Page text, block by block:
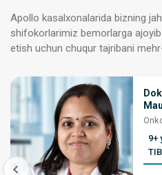
Apollo kasalxonalarida bizning
shifokorlarimiz bemorlarga
etish uchun chuqur tajribani
9+